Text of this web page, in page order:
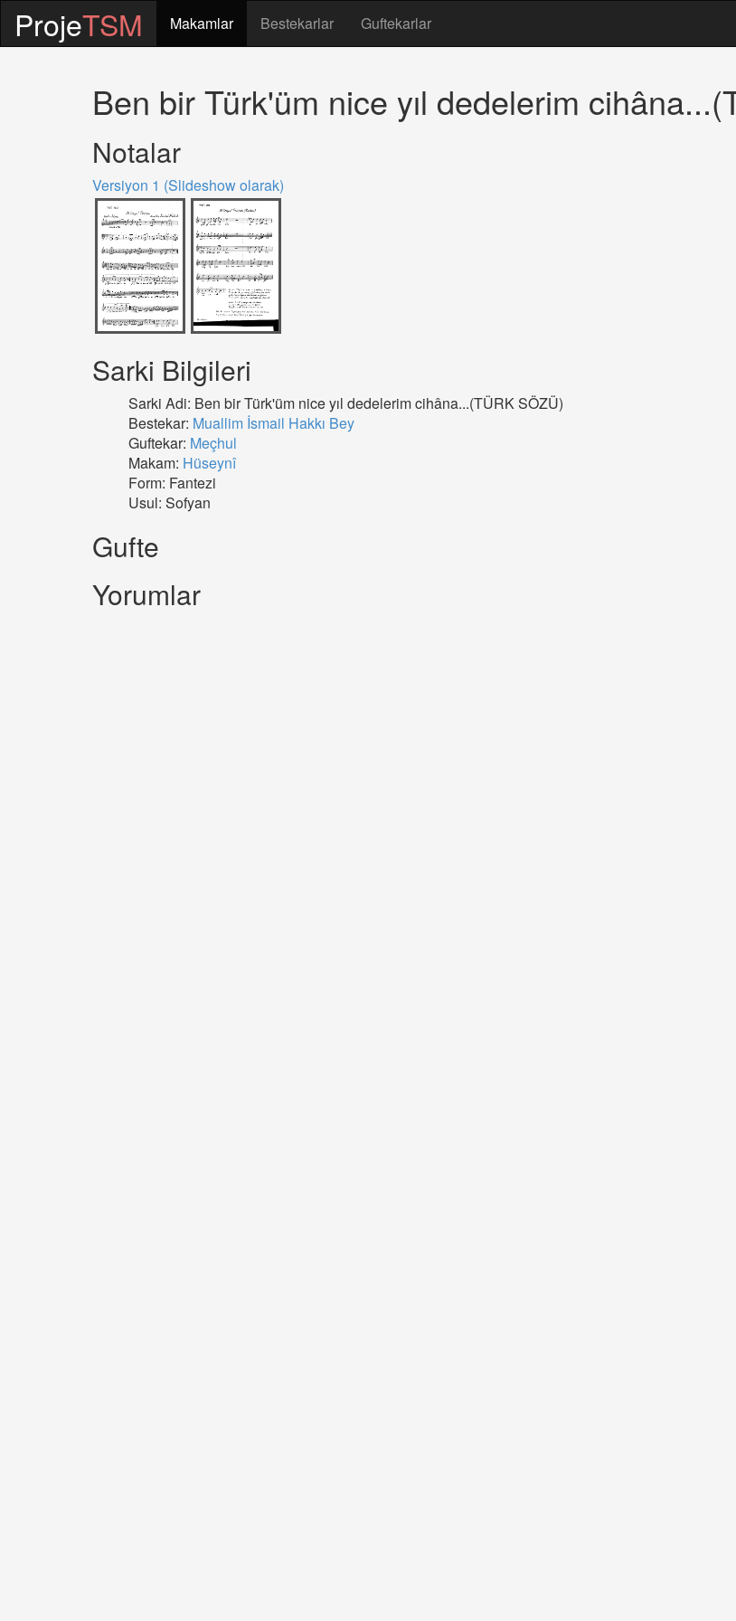
ProjeTSM Makamlar Bestekarlar Guftekarlar
Ben bir Türk'üm nice yıl dedelerim
Notalar
Versiyon 1 (Slideshow olarak)
Sarki Bilgileri
Sarki Adi: Ben bir Türk'üm nice yıl dedelerim cihâna...(TÜRK SÖZÜ)
Bestekar: Muallim İsmail Hakkı Bey
Guftekar: Meçhul
Makam: Hüseynî
Form: Fantezi
Usul: Sofyan
Gufte
Yorumlar